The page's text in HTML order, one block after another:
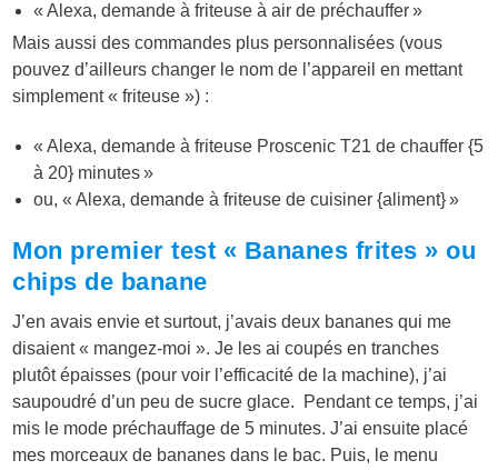
« Alexa, demande à friteuse à air de préchauffer »
Mais aussi des commandes plus personnalisées (vous
pouvez d’ailleurs changer le nom de l’appareil en mettant
simplement « friteuse ») :
« Alexa, demande à friteuse Proscenic T21 de chauffer {5
à 20} minutes »
ou, « Alexa, demande à friteuse de cuisiner {aliment} »
Mon premier test « Bananes frites » ou
chips de banane
J’en avais envie et surtout, j’avais deux bananes qui me
disaient « mangez-moi ». Je les ai coupés en tranches
plutôt épaisses (pour voir l’efficacité de la machine), j’ai
saupoudré d’un peu de sucre glace. Pendant ce temps, j’ai
mis le mode préchauffage de 5 minutes. J’ai ensuite placé
mes morceaux de bananes dans le bac. Puis, le menu